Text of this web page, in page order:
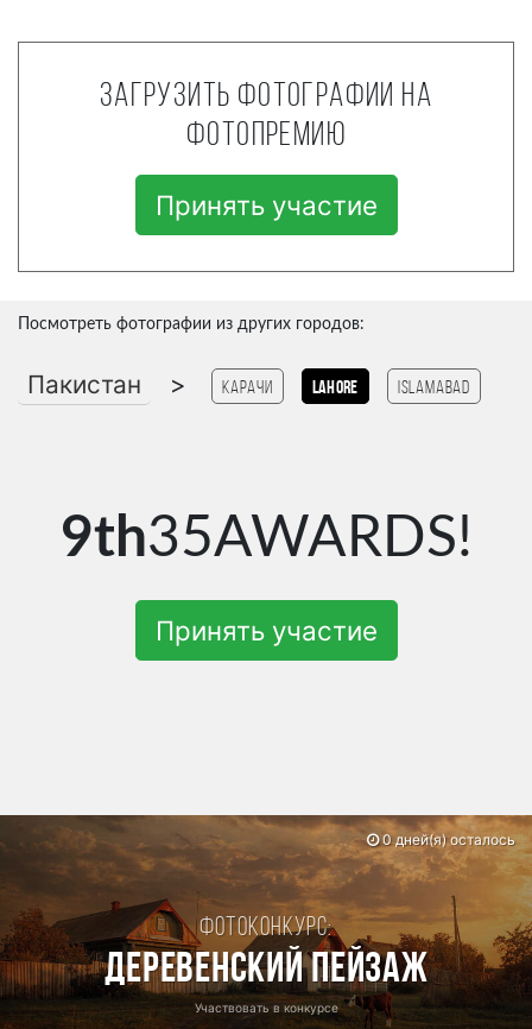
Загрузить фотографии на
фотопремию
Принять участие
Посмотреть фотографии из других городов:
Пакистан > Карачи lahore Islamabad
9th35AWARDS!
Принять участие
Фотоконкурс:
Деревенский пейзаж
Участвовать в конкурсе
0 дней(я) осталось